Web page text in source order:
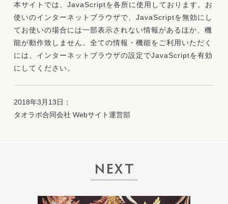
本サイトでは、JavaScriptを各所に使用しております。お
使いのインターネットブラウザで、JavaScriptを無効にし
てお使いの場合には一部表示されない情報があるほか、機
能が動作致しません。全ての情報・機能をご利用いただく
には、インターネットブラウザの設定でJavaScriptを有効
にしてください。
2018年3月13日：
タオラボ合同会社 Webサイト運営部
NEXT